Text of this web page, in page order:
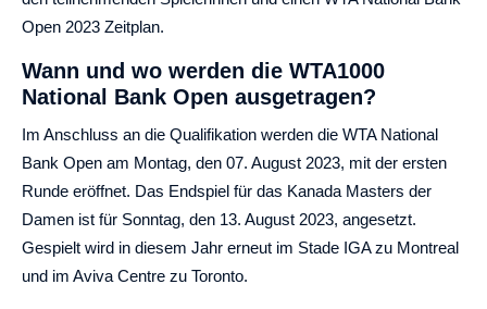
Open 2023 Zeitplan.
Wann und wo werden die WTA1000
National Bank Open ausgetragen?
Im Anschluss an die Qualifikation werden die WTA National
Bank Open am Montag, den 07. August 2023, mit der ersten
Runde eröffnet. Das Endspiel für das Kanada Masters der
Damen ist für Sonntag, den 13. August 2023, angesetzt.
Gespielt wird in diesem Jahr erneut im Stade IGA zu Montreal
und im Aviva Centre zu Toronto.